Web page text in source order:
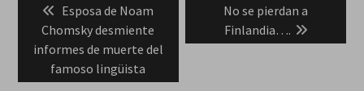
entradas
Previous
post:
Esposa de Noam
Chomsky desmiente
informes de muerte del
famoso lingüista
Next
post:
No se pierdan a
Finlandia….